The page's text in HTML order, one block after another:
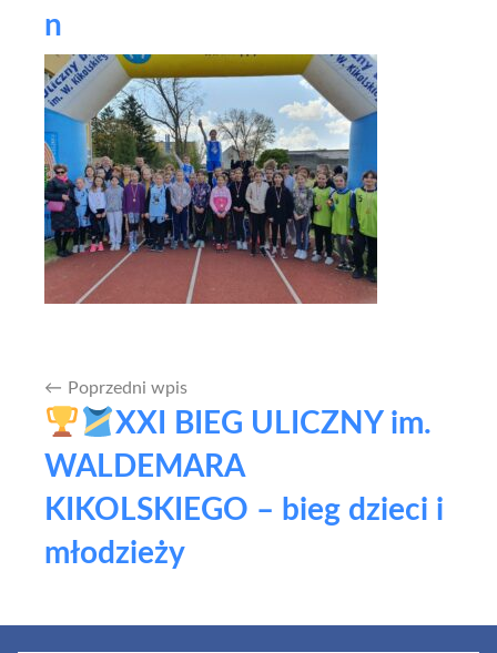
n
Nawigacja
wpisu
Poprzedni wpis
XXI BIEG ULICZNY im.
WALDEMARA
KIKOLSKIEGO – bieg dzieci i
młodzieży